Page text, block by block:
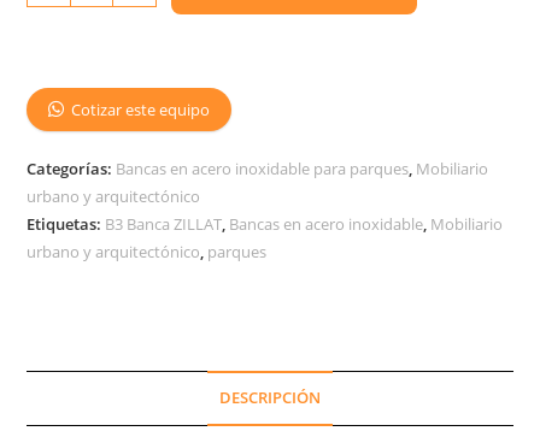
Cotizar este equipo
Categorías: Bancas en acero inoxidable para parques Mobiliario
urbano y arquitectónico
Etiquetas: B3 Banca ZILLAT Bancas en acero inoxidable Mobiliario
urbano y arquitectónico parques
DESCRIPCIÓN